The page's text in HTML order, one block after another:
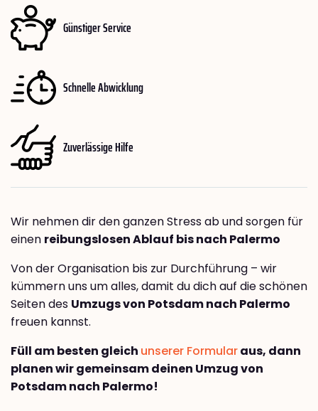
Günstiger Service
Schnelle Abwicklung
Zuverlässige Hilfe
Wir nehmen dir den ganzen Stress ab und sorgen für
einen reibungslosen Ablauf bis nach Palermo
Von der Organisation bis zur Durchführung – wir
kümmern uns um alles, damit du dich auf die schönen
Seiten des Umzugs von Potsdam nach Palermo
freuen kannst.
Füll am besten gleich unserer Formularaus, dann
planen wir gemeinsam deinen Umzug von
Potsdam nach Palermo!